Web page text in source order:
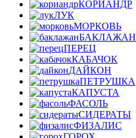
КОРИАНДР
ЛУК
МОРКОВЬ
БАКЛАЖАН
ПЕРЕЦ
КАБАЧОК
ДАЙКОН
ПЕТРУШКА
КАПУСТА
ФАСОЛЬ
СИДЕРАТЫ
ФИЗАЛИС